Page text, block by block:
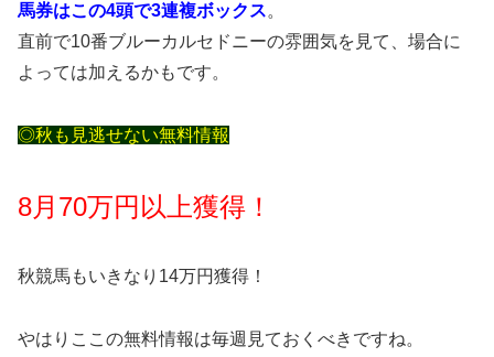
馬券はこの4頭で3連複ボックス。
直前で10番ブルーカルセドニーの雰囲気を見て、場合に
よっては加えるかもです。
◎秋も見逃せない無料情報
8月70万円以上獲得！
秋競馬もいきなり14万円獲得！
やはりここの無料情報は毎週見ておくべきですね。